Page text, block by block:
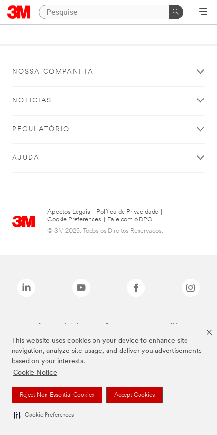
This website uses cookies on your device to enhance site
navigation, analyze site usage, and deliver you advertisements
based on your interests.
Cookie Notice
Reject Non-Essential Cookies Accept Cookies
Cookie Preferences
NOSSA COMPANHIA
NOTÍCIAS
REGULATÓRIO
AJUDA
Apectos Legais Política de Privacidade
Cookie Preferences
Fale com o DPO
© 3M 2026. Todos os Direitos Reservados.
As marcas listadas a cima são marcas comerciais da 3M.